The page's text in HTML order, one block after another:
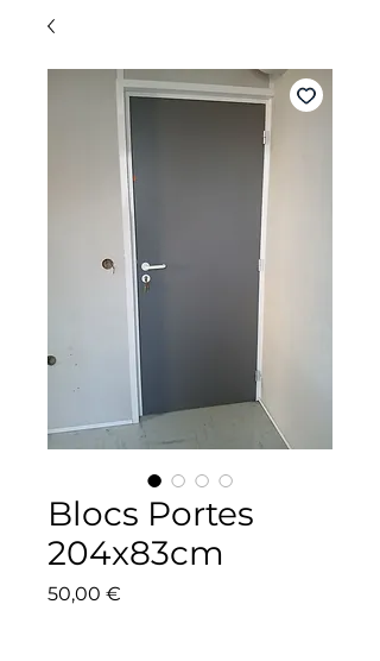
Blocs Portes
204x83cm
50,00 €